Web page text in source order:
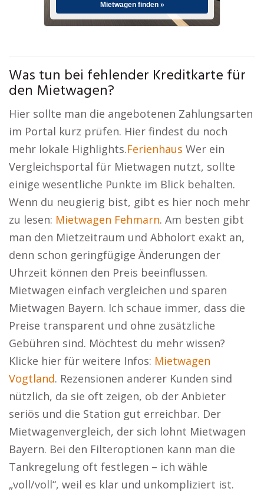
Mietwagen finden »
Was tun bei fehlender Kreditkarte für
den Mietwagen?
Hier sollte man die angebotenen Zahlungsarten
im Portal kurz prüfen. Hier findest du noch
mehr lokale Highlights.Ferienhaus Wer ein
Vergleichsportal für Mietwagen nutzt, sollte
einige wesentliche Punkte im Blick behalten.
Wenn du neugierig bist, gibt es hier noch mehr
zu lesen: Mietwagen Fehmarn. Am besten gibt
man den Mietzeitraum und Abholort exakt an,
denn schon geringfügige Änderungen der
Uhrzeit können den Preis beeinflussen.
Mietwagen einfach vergleichen und sparen
Mietwagen Bayern. Ich schaue immer, dass die
Preise transparent und ohne zusätzliche
Gebühren sind. Möchtest du mehr wissen?
Klicke hier für weitere Infos: Mietwagen
Vogtland. Rezensionen anderer Kunden sind
nützlich, da sie oft zeigen, ob der Anbieter
seriös und die Station gut erreichbar. Der
Mietwagenvergleich, der sich lohnt Mietwagen
Bayern. Bei den Filteroptionen kann man die
Tankregelung oft festlegen – ich wähle
„voll/voll“, weil es klar und unkompliziert ist.